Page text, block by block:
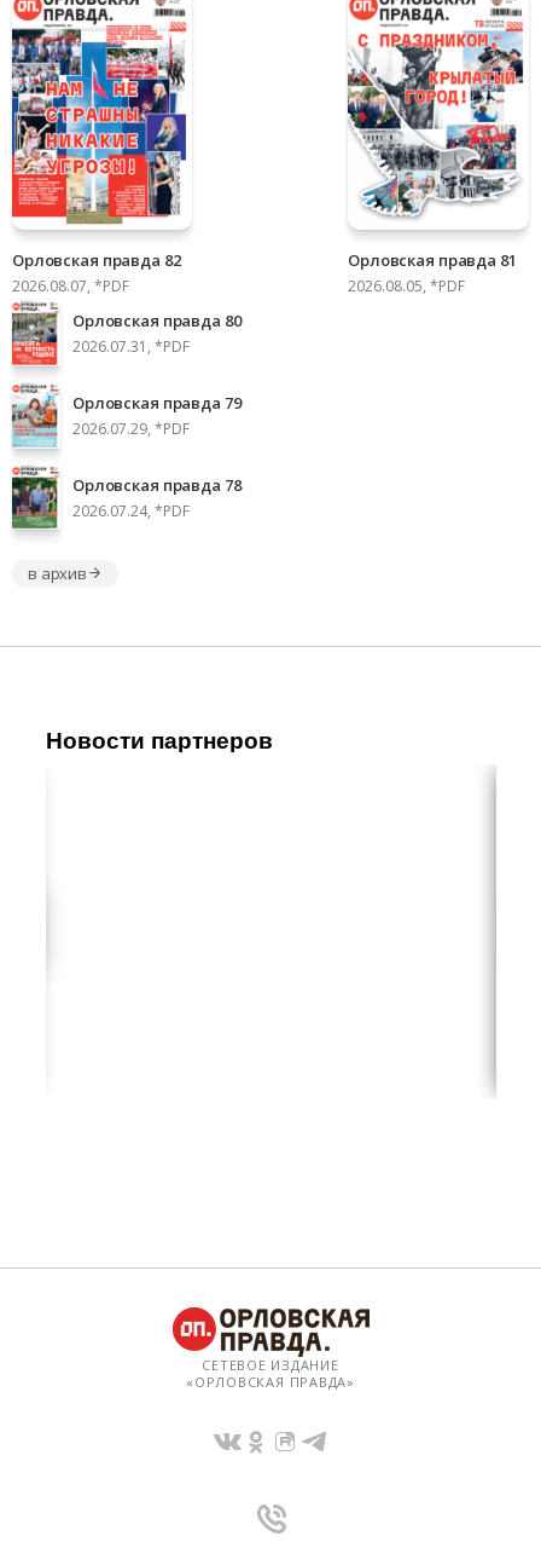
Орловская правда 82
2026.08.07, *PDF
Орловская правда 81
2026.08.05, *PDF
Орловская правда 80
2026.07.31, *PDF
Орловская правда 79
2026.07.29, *PDF
Орловская правда 78
2026.07.24, *PDF
в архив
Новости партнеров
СЕТЕВОЕ ИЗДАНИЕ
«ОРЛОВСКАЯ ПРАВДА»